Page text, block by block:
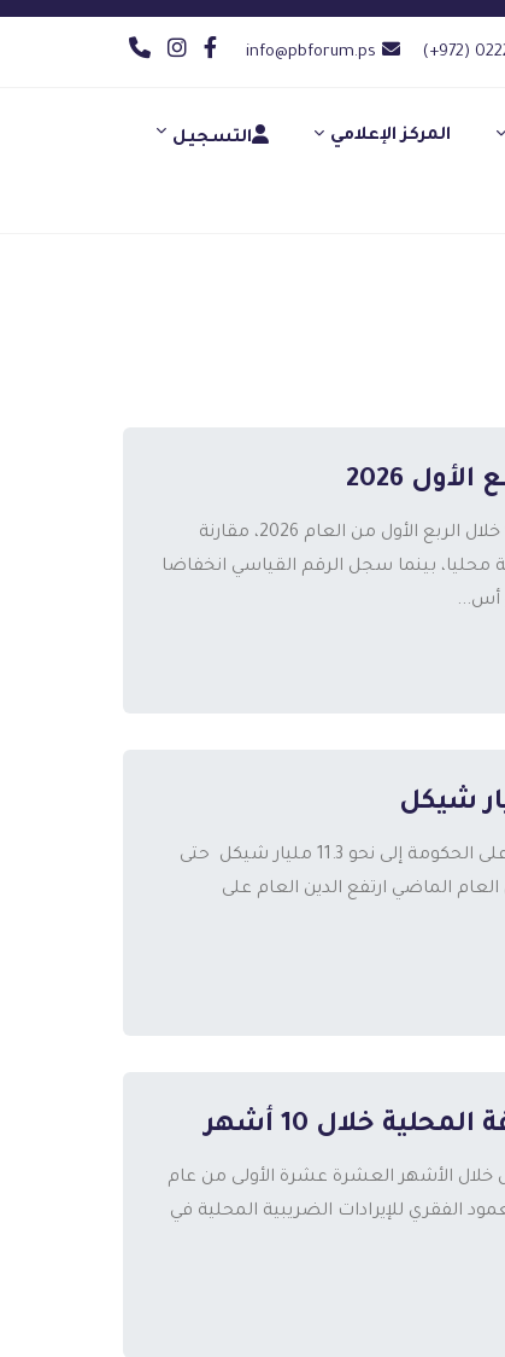
(+972)
info@pbforum.ps
المركز الإعلامي التسجيل
سجل الرقم القياسي العام لأسعار الجملة في فلسطين ارتفاعا نسبته 1.84% خلال الربع الأول من العام 2026، مقارنة
المنتجة والمستهلكة محليا، بينما سجل الرقم القياسي انخفاضا
أظهر مسح لبيانات صادرة عن وزارة المالية الفلسطينية ارتفاع الدين المحلي على الحكومة إلى نحو 11.3 مليار شيكل حتى
الفترة من العام الماضي ارتفع الدين العام على
خلال 10 أشهر
الأشهر العشرة عشرة الأولى من عام
الفقري للإيرادات الضريبية المحلية في